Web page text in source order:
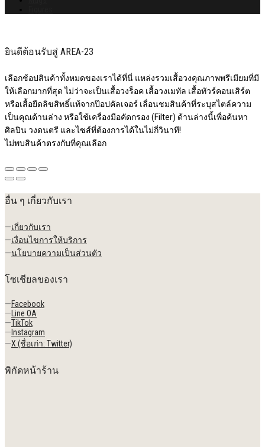
ยินดีต้อนรับสู่ AREA-23
เลือกช้อปสินค้าทั้งหมดของเราได้ที่นี่ แหล่งรวมเสื้อวงคุณภาพพรีเมียมที่มี
ให้เลือกมากที่สุด ไม่ว่าจะเป็นเสื้อวงร็อค เสื้อวงเมทัล เสื้อทัวร์คอนเสิร์ต
หรือเสื้อยืดลิขสิทธิ์แท้จากป๊อปคัลเจอร์ เลื่อนชมสินค้าที่ระบุสไตล์ความ
เป็นคุณด้านล่าง หรือใช้เครื่องมือคัดกรอง (Filter) ด้านล่างนี้เพื่อค้นหา
ศิลปิน วงดนตรี และไซส์ที่ต้องการได้ในไม่กี่วินาที!
ไม่พบสินค้าตรงกับที่คุณเลือก
อื่น ๆ เกี่ยวกับเรา
—เกี่ยวกับเรา
—เงื่อนไขการให้บริการ
—นโยบายความเป็นส่วนตัว
โซเชียลของเรา
—Facebook
—Line OA
—TikTok
— Instagram
—X (ชื่อเก่า: Twitter)
พิกัดหน้าร้าน